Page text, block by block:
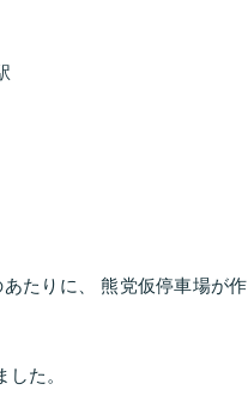
たりに、 熊党仮停車場が作
た。